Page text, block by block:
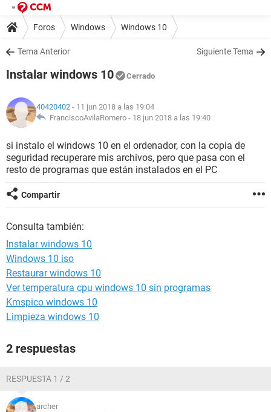
Foros Windows Windows 10
Tema Anterior Siguiente Tema
Instalar windows 10 Cerrado
40420402 - 11 jun 2018 a las 19:04
FranciscoAvilaRomero - 18 jun 2018 a las 19:40
si instalo el windows 10 en el ordenador, con la copia de
seguridad recuperare mis archivos, pero que pasa con el
resto de programas que están instalados en el PC
Compartir
Consulta también:
Instalar windows 10
Windows 10 iso
Restaurar windows 10
Ver temperatura cpu windows 10 sin programas
Kmspico windows 10
Limpieza windows 10
2 respuestas
RESPUESTA 1 / 2
archer